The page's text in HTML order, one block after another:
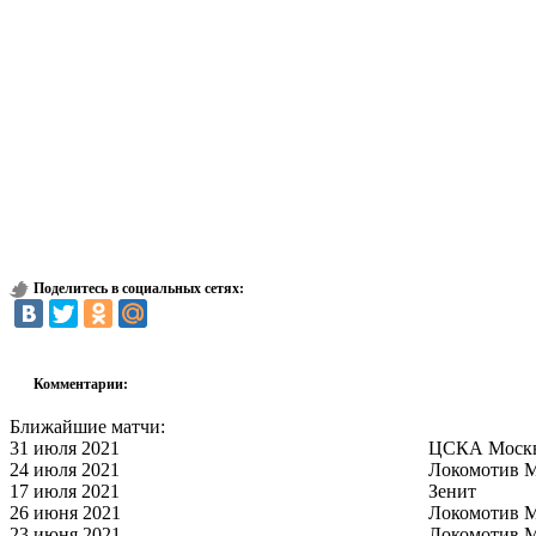
Поделитесь в социальных сетях:
Комментарии:
Ближайшие матчи:
31 июля 2021
ЦСКА
24 июля 2021
Локомотив
17 июля 2021
Зенит
26 июня 2021
Локомотив